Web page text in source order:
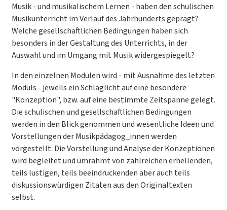
Musik - und musikalischem Lernen - haben den schulischen
Musikunterricht im Verlauf des Jahrhunderts geprägt?
Welche gesellschaftlichen Bedingungen haben sich
besonders in der Gestaltung des Unterrichts, in der
Auswahl und im Umgang mit Musik widergespiegelt?
In den einzelnen Modulen wird - mit Ausnahme des letzten
Moduls - jeweils ein Schlaglicht auf eine besondere
"Konzeption", bzw. auf eine bestimmte Zeitspanne gelegt.
Die schulischen und gesellschaftlichen Bedingungen
werden in den Blick genommen und wesentliche Ideen und
Vorstellungen der Musikpädagog_innen werden
vorgestellt. Die Vorstellung und Analyse der Konzeptionen
wird begleitet und umrahmt von zahlreichen erhellenden,
teils lustigen, teils beeindruckenden aber auch teils
diskussionswürdigen Zitaten aus den Originaltexten
selbst.